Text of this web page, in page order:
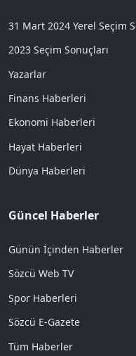
31 Mart 2024 Yerel Seçim
2023 Seçim Sonuçları
Yazarlar
Finans Haberleri
Ekonomi Haberleri
Hayat Haberleri
Dünya Haberleri
Güncel Haberler
Günün İçinden Haberler
Sözcü Web TV
Spor Haberleri
Sözcü E-Gazete
Tüm Haberler